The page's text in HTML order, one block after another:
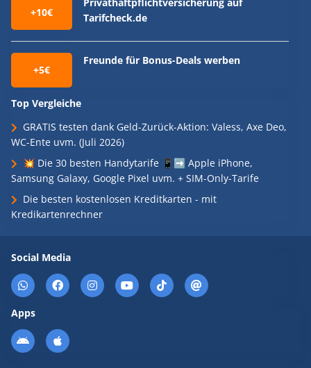
+10€
Tarifcheck.de
+5€
Freunde für Bonus-Deals werben
Top Vergleiche
GRATIS testen dank Geld-Zurück-Aktion: Valess, Axe Deo,
WC-Ente uvm. (Juli 2026)
💥 Die 30 besten Handytarife 📱➡️ Apple iPhone,
Samsung Galaxy, Google Pixel uvm. + SIM-Only-Tarife
Die besten kostenlosen Kreditkarten - mit
Kredikartenrechner
Social Media
Apps